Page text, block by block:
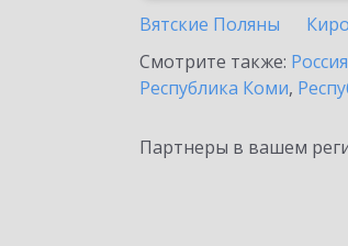
Вятские Поляны
Смотрите также: Россия
Республика Коми,
Партнеры в вашем